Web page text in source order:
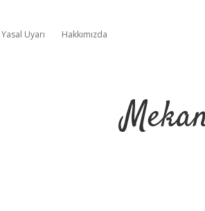
Yasal Uyarı Hakkımızda